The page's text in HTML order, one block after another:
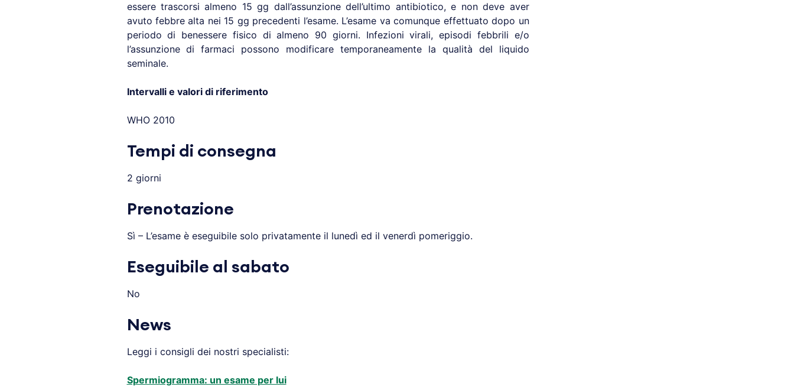
essere trascorsi almeno 15 gg dall’assunzione dell’ultimo antibiotico, e non deve aver
avuto febbre alta nei 15 gg precedenti l’esame. L’esame va comunque effettuato dopo un
periodo di benessere fisico di almeno 90 giorni. Infezioni virali, episodi febbrili e/o
l’assunzione di farmaci possono modificare temporaneamente la qualità del liquido
seminale.
Intervalli e valori di riferimento
WHO 2010
Tempi di consegna
2 giorni
Prenotazione
Sì – L’esame è eseguibile solo privatamente il lunedì ed il venerdì pomeriggio.
Eseguibile al sabato
No
News
Leggi i consigli dei nostri specialisti:
Spermiogramma: un esame per lui